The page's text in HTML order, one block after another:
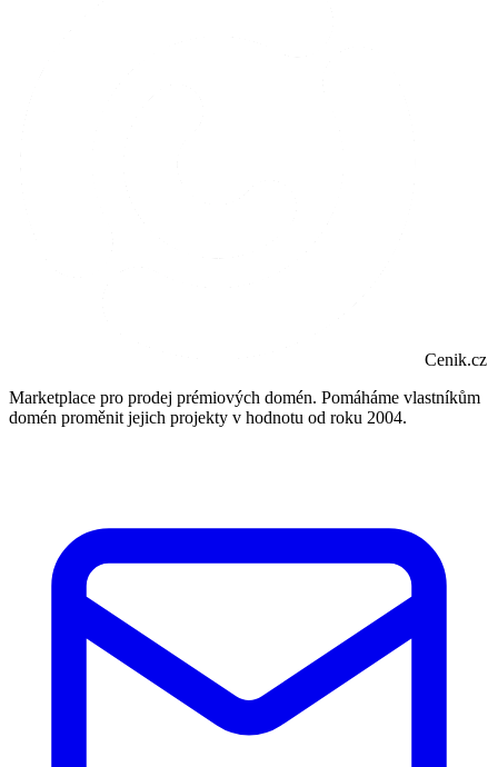
Cenik.cz
Marketplace pro prodej prémiových domén. Pomáháme vlastníkům
domén proměnit jejich projekty v hodnotu od roku 2004.